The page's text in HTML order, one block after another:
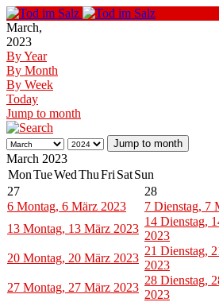
March,
2023
By Year
By Month
By Week
Today
Jump to month
Jump to month
March 2023
MonTueWedThuFri SatSun
27
28
6 Montag, 6 März 2023 7 Dienstag, 7
13 Montag, 13 März 2023
14 Dienstag,
2023
20 Montag, 20 März 2023
21 Dienstag,
2023
27 Montag, 27 März 2023
28 Dienstag,
2023